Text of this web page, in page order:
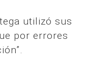
utilizó sus
por errores